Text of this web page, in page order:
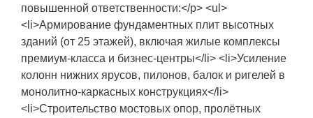
повышенной ответственности:</p> <ul>
<li>Армирование фундаментных плит высотных
зданий (от 25 этажей), включая жилые комплексы
премиум-класса и бизнес-центры</li> <li>Усиление
колонн нижних ярусов, пилонов, балок и ригелей в
монолитно-каркасных конструкциях</li>
<li>Строительство мостовых опор, пролётных